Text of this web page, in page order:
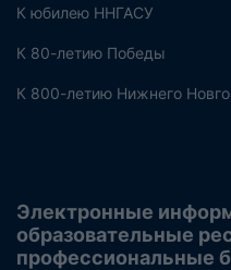
К юбилею ННГАСУ
К 80-летию Победы
К 800-летию Нижнего
Электронные
образовательные
профессиональные